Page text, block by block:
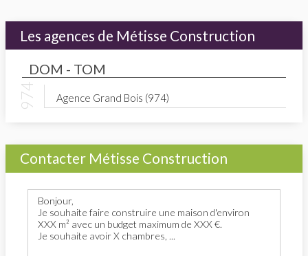
Les agences de Métisse Construction
DOM - TOM
Agence Grand Bois (974)
Contacter Métisse Construction